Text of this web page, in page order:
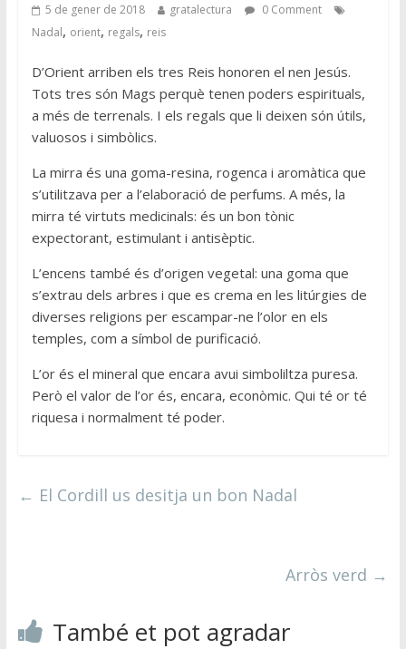
5 de gener de 2018 gratalectura
0 Comment
Nadal, orient, regals, reis
D’Orient arriben els tres Reis honoren el nen Jesús.
Tots tres són Mags perquè tenen poders espirituals,
a més de terrenals. I els regals que li deixen són útils,
valuosos i simbòlics.
La mirra és una goma-resina, rogenca i aromàtica que
s’utilitzava per a l’elaboració de perfums. A més, la
mirra té virtuts medicinals: és un bon tònic
expectorant, estimulant i antisèptic.
L’encens també és d’origen vegetal: una goma que
s’extrau dels arbres i que es crema en les litúrgies de
diverses religions per escampar-ne l’olor en els
temples, com a símbol de purificació.
L’or és el mineral que encara avui simboliltza puresa.
Però el valor de l’or és, encara, econòmic. Qui té or té
riquesa i normalment té poder.
← El Cordill us desitja un bon Nadal
Arròs verd →
També et pot agradar